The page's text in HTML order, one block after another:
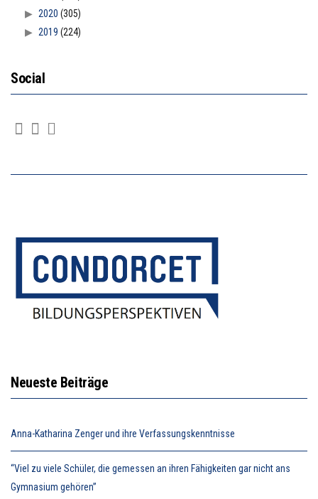
2020 (305)
2019 (224)
Social
Neueste Beiträge
Anna-Katharina Zenger und ihre Verfassungskenntnisse
“Viel zu viele Schüler, die gemessen an ihren Fähigkeiten gar nicht ans
Gymnasium gehören”